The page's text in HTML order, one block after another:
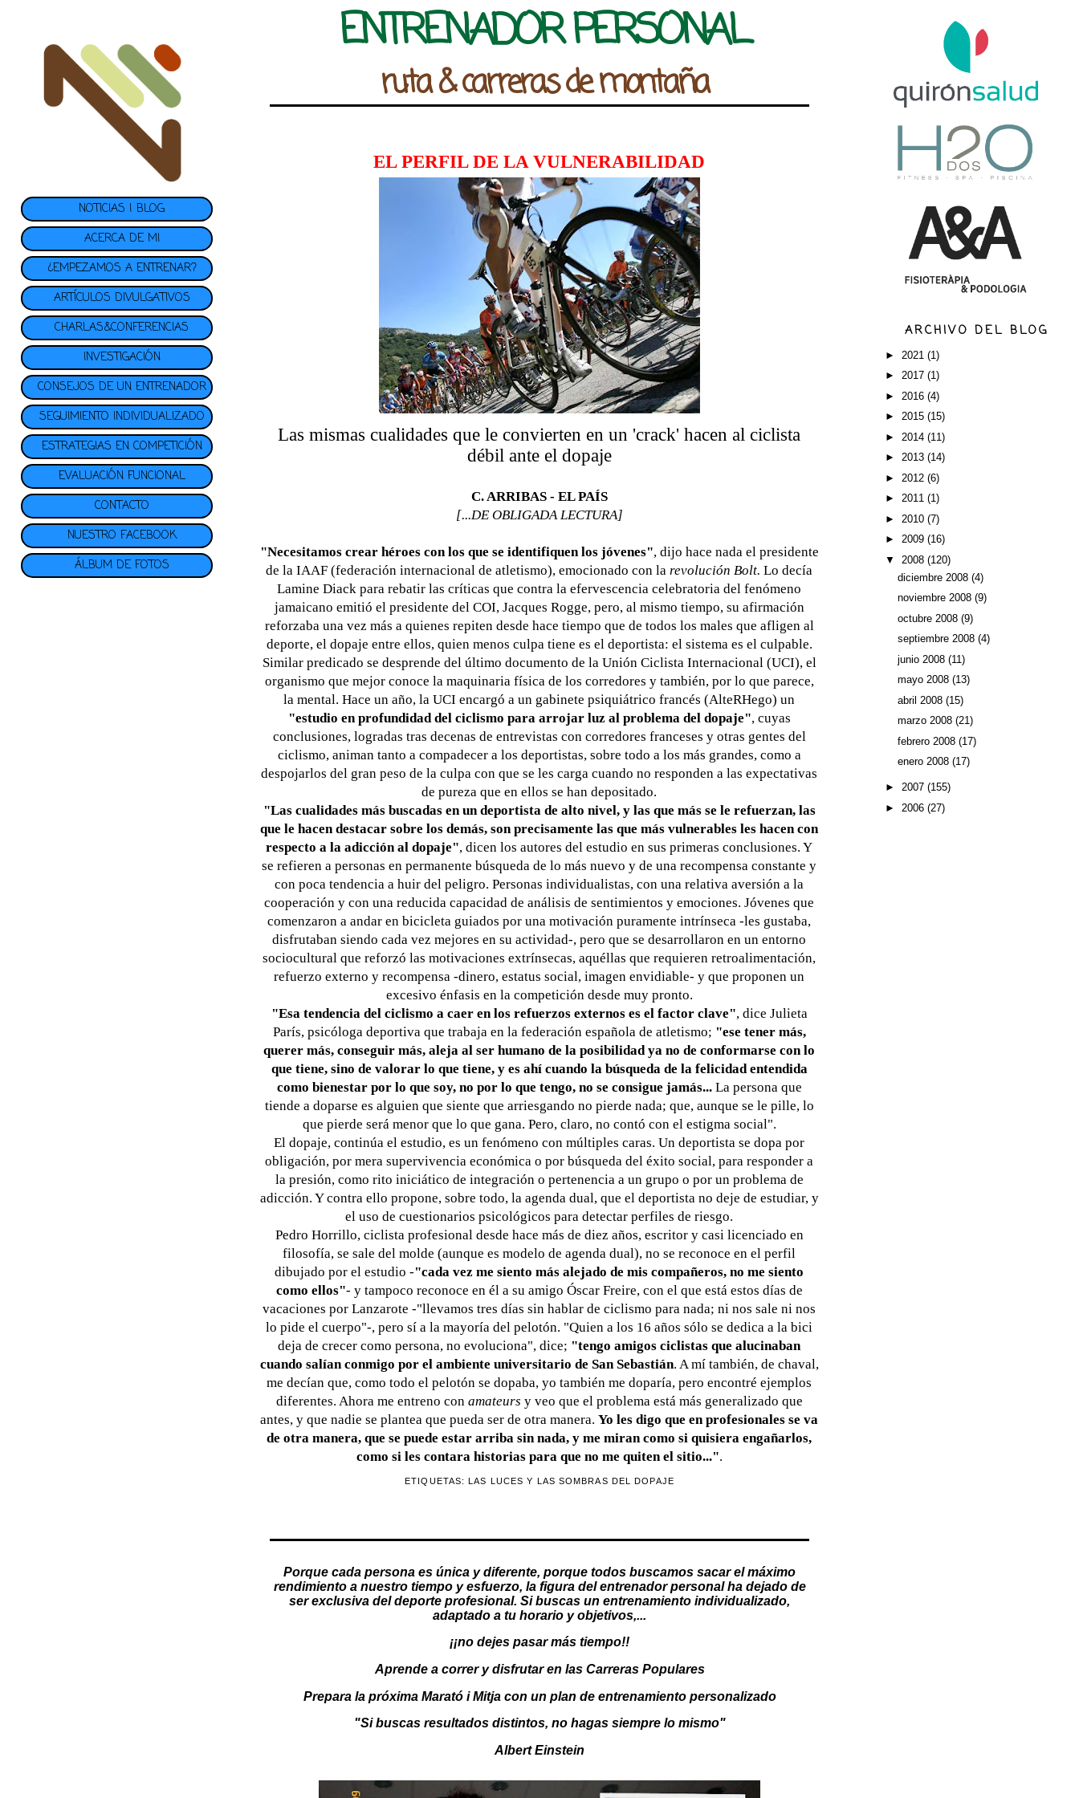
ENTRENADOR PERSONAL
ruta & carreras de montaña
NOTICIAS | BLOG
ACERCA DE MI
¿EMPEZAMOS A ENTRENAR?
ARTÍCULOS DIVULGATIVOS
CHARLAS&CONFERENCIAS
INVESTIGACIÓN
CONSEJOS DE UN ENTRENADOR
SEGUIMIENTO INDIVIDUALIZADO
ESTRATEGIAS EN COMPETICIÓN
EVALUACIÓN FUNCIONAL
CONTACTO
NUESTRO FACEBOOK
ÁLBUM DE FOTOS
EL PERFIL DE LA VULNERABILIDAD
Las mismas cualidades que le convierten en un 'crack' hacen al ciclista
débil ante el dopaje
C. ARRIBAS - EL PAÍS
[...DE OBLIGADA LECTURA]
"Necesitamos crear héroes con los que se identifiquen los jóvenes", dijo hace nada el presidente
de la IAAF (federación internacional de atletismo), emocionado con la revolución Bolt.Lo decía
Lamine Diack para rebatir las críticas que contra la efervescencia celebratoria del fenómeno
jamaicano emitió el presidente del COI, Jacques Rogge, pero, al mismo tiempo, su afirmación
reforzaba una vez más a quienes repiten desde hace tiempo que de todos los males que afligen al
deporte, el dopaje entre ellos, quien menos culpa tiene es el deportista: el sistema es el culpable.
Similar predicado se desprende del último documento de la Unión Ciclista Internacional (UCI), el
organismo que mejor conoce la maquinaria física de los corredores y también, por lo que parece,
la mental. Hace un año, la UCI encargó a un gabinete psiquiátrico francés (AlteRHego) un
"estudio en profundidad del ciclismo para arrojar luz al problema del dopaje", cuyas
conclusiones, logradas tras decenas de entrevistas con corredores franceses y otras gentes del
ciclismo, animan tanto a compadecer a los deportistas, sobre todo a los más grandes, como a
despojarlos del gran peso de la culpa con que se les carga cuando no responden a las expectativas
de pureza que en ellos se han depositado.
"Las cualidades más buscadas en un deportista de alto nivel, y las que más se le refuerzan, las
que le hacen destacar sobre los demás, son precisamente las que más vulnerables les hacen con
respecto a la adicción al dopaje", dicen los autores del estudio en sus primeras conclusiones. Y
se refieren a personas en permanente búsqueda de lo más nuevo y de una recompensa constante y
con poca tendencia a huir del peligro. Personas individualistas, con una relativa aversión a la
cooperación y con una reducida capacidad de análisis de sentimientos y emociones. Jóvenes que
comenzaron a andar en bicicleta guiados por una motivación puramente intrínseca -les gustaba,
disfrutaban siendo cada vez mejores en su actividad-, pero que se desarrollaron en un entorno
sociocultural que reforzó las motivaciones extrínsecas, aquéllas que requieren retroalimentación,
refuerzo externo y recompensa -dinero, estatus social, imagen envidiable- y que proponen un
excesivo énfasis en la competición desde muy pronto.
"Esa tendencia del ciclismo a caer en los refuerzos externos es el factor clave", dice Julieta
París, psicóloga deportiva que trabaja en la federación española de atletismo; "ese tener más,
querer más, conseguir más, aleja al ser humano de la posibilidad ya no de conformarse con lo
que tiene, sino de valorar lo que tiene, y es ahí cuando la búsqueda de la felicidad entendida
como bienestar por lo que soy, no por lo que tengo, no se consigue jamás...La persona que
tiende a doparse es alguien que siente que arriesgando no pierde nada; que, aunque se le pille, lo
que pierde será menor que lo que gana. Pero, claro, no contó con el estigma social".
El dopaje, continúa el estudio, es un fenómeno con múltiples caras. Un deportista se dopa por
obligación, por mera supervivencia económica o por búsqueda del éxito social, para responder a
la presión, como rito iniciático de integración o pertenencia a un grupo o por un problema de
adicción. Y contra ello propone, sobre todo, la agenda dual, que el deportista no deje de estudiar, y
el uso de cuestionarios psicológicos para detectar perfiles de riesgo.
Pedro Horrillo, ciclista profesional desde hace más de diez años, escritor y casi licenciado en
filosofía, se sale del molde (aunque es modelo de agenda dual), no se reconoce en el perfil
dibujado por el estudio -"cada vez me siento más alejado de mis compañeros, no me siento
como ellos"- y tampoco reconoce en él a su amigo Óscar Freire, con el que está estos días de
vacaciones por Lanzarote -"llevamos tres días sin hablar de ciclismo para nada; ni nos sale ni nos
lo pide el cuerpo"-, pero sí a la mayoría del pelotón. "Quien a los 16 años sólo se dedica a la bici
deja de crecer como persona, no evoluciona", dice; "tengo amigos ciclistas que alucinaban
cuando salían conmigo por el ambiente universitario de San Sebastián. A mí también, de chaval,
me decían que, como todo el pelotón se dopaba, yo también me doparía, pero encontré ejemplos
diferentes. Ahora me entreno con amateurs y veo que el problema está más generalizado que
antes, y que nadie se plantea que pueda ser de otra manera.Yo les digo que en profesionales se va
de otra manera, que se puede estar arriba sin nada, y me miran como si quisiera engañarlos,
como si les contara historias para que no me quiten el sitio...".
ETIQUETAS:LAS LUCES Y LAS SOMBRAS DEL DOPAJE
ARCHIVO DEL BLOG
► 2021(1)
►2017(1)
► 2016(4)
►2015(15)
► 2014(11)
►2013(14)
► 2012(6)
►2011(1)
► 2010(7)
►2009(16)
▼ 2008(120)
diciembre 2008 (4)
noviembre 2008 (9)
octubre 2008 (9)
septiembre 2008 (4)
junio 2008 (11)
mayo 2008 (13)
abril 2008 (15)
marzo 2008 (21)
febrero 2008 (17)
enero 2008 (17)
►2007(155)
► 2006(27)
Porque cada persona es única y diferente, porque todos buscamos sacar el máximo
rendimiento a nuestro tiempo y esfuerzo, la figura delentrenador personalha dejado de
ser exclusiva del deporte profesional. Si buscas un entrenamiento individualizado,
adaptado a tu horario y objetivos,...
¡¡no dejes pasar más tiempo!!
Aprende a correr y disfrutar en las Carreras Populares
Prepara la próxima Marató i Mitja con un plan de entrenamiento personalizado
"Si buscas resultados distintos, no hagas siempre lo mismo"
Albert Einstein